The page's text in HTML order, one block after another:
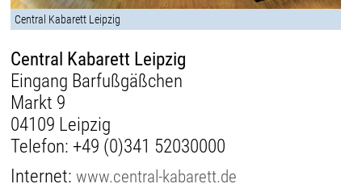
Central Kabarett Leipzig
Central Kabarett Leipzig
Eingang Barfußgäßchen
Markt 9
04109 Leipzig
Telefon: +49 (0)341 52030000
Internet:www.central-kabarett.de